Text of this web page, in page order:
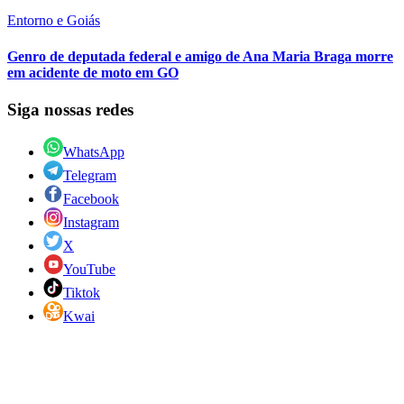
Entorno e Goiás
Genro de deputada federal e amigo de Ana Maria Braga morre
em acidente de moto em GO
Siga nossas redes
WhatsApp
Telegram
Facebook
Instagram
X
YouTube
Tiktok
Kwai